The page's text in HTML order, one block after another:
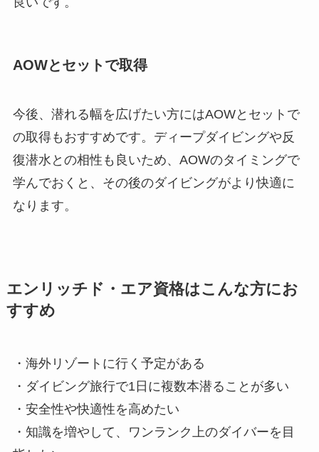
AOWとセットで取得
今後、潜れる幅を広げたい方にはAOWとセットで
の取得もおすすめです。ディープダイビングや反
復潜水との相性も良いため、AOWのタイミングで
学んでおくと、その後のダイビングがより快適に
なります。
エンリッチド・エア資格はこんな方にお
すすめ
・海外リゾートに行く予定がある
・ダイビング旅行で1日に複数本潜ることが多い
・安全性や快適性を高めたい
・知識を増やして、ワンランク上のダイバーを目